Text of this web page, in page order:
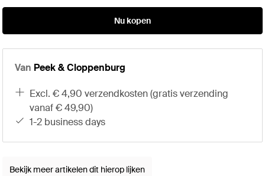
Nu kopen
Van Peek & Cloppenburg
excl. € 4,90 verzendkosten (gratis verzending
vanaf € 49,90)
1-2 business days
Bekijk meer artikelen dit hierop lijken